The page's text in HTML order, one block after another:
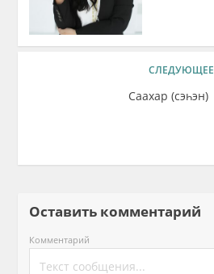
СЛЕДУЮЩЕЕ
Саахар (сэһэн)
Оставить комментарий
Комментарий